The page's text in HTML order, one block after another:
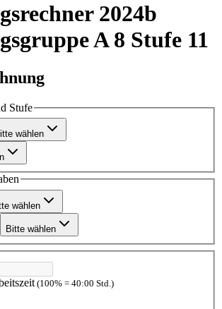
2024b
A 8 Stufe 11
Stufe
wählen
wählen
Bitte wählen
(100% = 40:00 Std.)